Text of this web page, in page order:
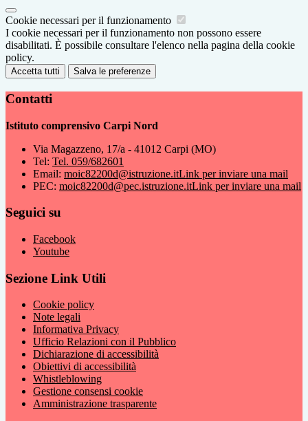
Cookie necessari per il funzionamento
I cookie necessari per il funzionamento non possono essere
disabilitati. È possibile consultare l'elenco nella pagina della cookie
policy.
Accetta tutti Salva le preferenze
Contatti
Istituto comprensivo Carpi Nord
Via Magazzeno, 17/a - 41012 Carpi (MO)
Tel: Tel. 059/682601
Email: moic82200d@istruzione.itLink per inviare una mail
PEC: moic82200d@pec.istruzione.itLink per inviare una mail
Seguici su
Facebook
Youtube
Sezione Link Utili
Cookie policy
Note legali
Informativa Privacy
Ufficio Relazioni con il Pubblico
Dichiarazione di accessibilità
Obiettivi di accessibilità
Whistleblowing
Gestione consensi cookie
Amministrazione trasparente